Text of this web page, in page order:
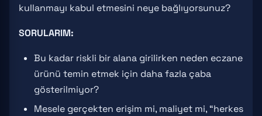
kullanmayı kabul etmesini neye bağlıyorsunuz?
SORULARIM:
Bu kadar riskli bir alana girilirken neden eczane
ürünü temin etmek için daha fazla çaba
gösterilmiyor?
Mesele gerçekten erişim mi, maliyet mi, “herkes